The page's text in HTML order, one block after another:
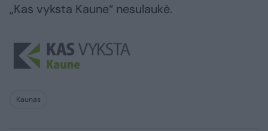
„Kas vyksta Kaune“ nesulaukė.
Kaunas